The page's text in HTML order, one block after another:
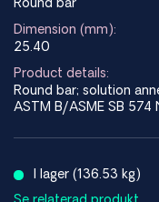
Dimension (mm):
25.40
Product details:
Round bar; solution
ASTM B/ASME SB 574
I lager (136.53 kg)